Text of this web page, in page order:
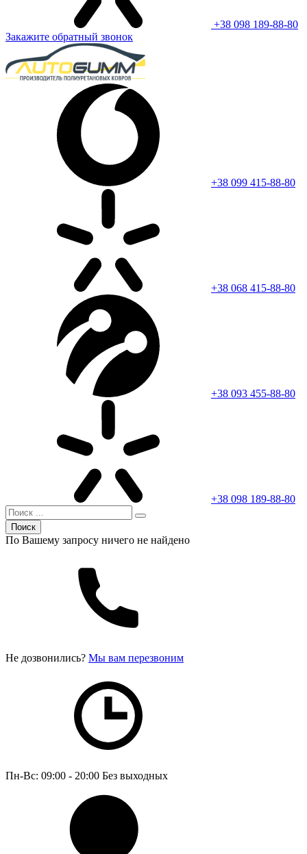
+38 098 189-88-80
Закажите обратный звонок
+38 099 415-88-80
+38 068 415-88-80
+38 093 455-88-80
+38 098 189-88-80
Поиск
По Вашему запросу ничего не найдено
Не дозвонились? Мы вам перезвоним
Пн-Вс: 09:00 - 20:00 Без выходных